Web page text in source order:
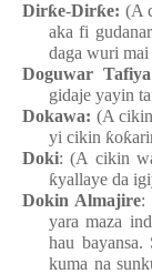
Dirƙe-Dirƙe: (A
aka fi
daga wuri mai
Doguwar
gidaje yayin
Dokawa: (A
yi cikin ƙoƙ
Doki: (A cikin
ƙyallaye da
Dokin Almajire:
yara maza
hau bayansa.
kuma na